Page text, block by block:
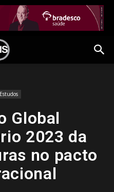
Estudos
Global
2023 da
no pacto